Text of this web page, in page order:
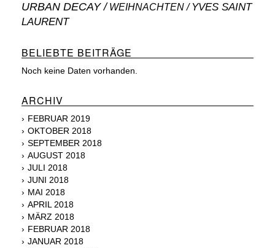
URBAN DECAY WEIHNACHTEN
YVES SAINT
LAURENT
BELIEBTE BEITRÄGE
Noch keine Daten vorhanden.
ARCHIV
FEBRUAR 2019
OKTOBER 2018
SEPTEMBER 2018
AUGUST 2018
JULI 2018
JUNI 2018
MAI 2018
APRIL 2018
MÄRZ 2018
FEBRUAR 2018
JANUAR 2018